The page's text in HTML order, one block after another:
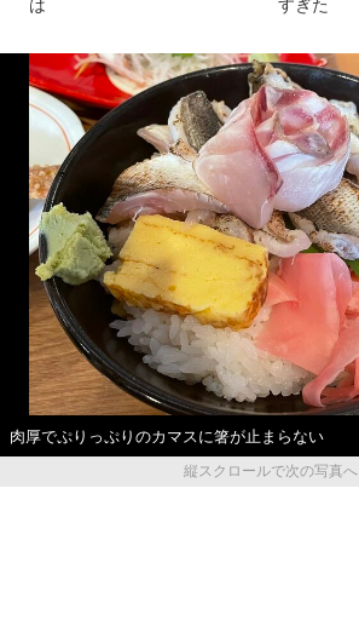
は
すぎた
肉厚でぷりっぷりのカマスに箸が止まらない
縦スクロールで次の写真へ